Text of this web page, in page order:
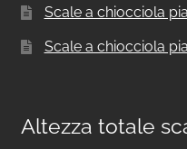
Scale a chiocciola
Scale a chiocciola
Altezza totale